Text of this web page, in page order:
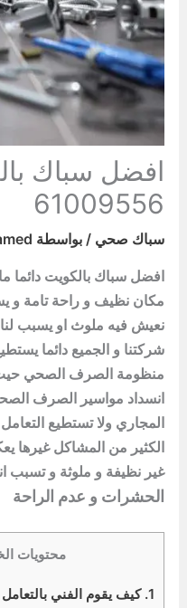
افضل سباك
61009556
سباك صحي / بواسطة
افضل سباك بالكويت دائما
مكان نظيف و راحة تامة و
نعيش فيه ملوث او يسبب
شركتنا و الجميع دائما
منظومة الصرف الصحي حيث
انسداد مواسير الصرف
المجاري ولا تستطيع
الكثير من المشاكل غيرها
غير نظيفة و ملوثة و تسبب
الحشرات و عدم الراحة
محتويات
1. كيف يقوم الفني